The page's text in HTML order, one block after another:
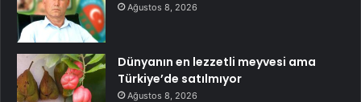
Ağustos 8, 2026
Dünyanın en lezzetli meyvesi ama
Türkiye’de satılmıyor
Ağustos 8, 2026